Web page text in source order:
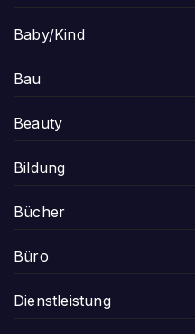
Baby/Kind
Bau
Beauty
Bildung
Bücher
Büro
Dienstleistung